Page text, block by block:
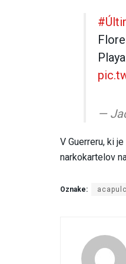
—
V Guerreru, ki
narkokartelov
Oznake: